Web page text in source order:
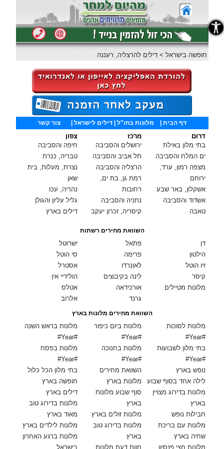
חופשה בישראל > דילים להרצליה, רעננה
דף הבית מלונות בחו"ל | דילים לישראל | צור קשר
צפון
חיפה והסביבה
טבריה, כנרת
נצרת, מעלות, בית
שאן
נהריה, עכו
גליל עליון והגולן
דילים בארץ
מרכז
ירושלים והסביבה
תל אביב והסביבה
הרצליה והסביבה
רמת גן, בת ים,
רחובות
נתניה והסביבה
קיסריה, זכרון יעקב
דרום
בתי מלון באילת
ים המלח והסביבה
מצפה רמון, ערד,
ירוחם
אשקלון, באר שבע
אשדוד והסביבה
טאבה
השוואת מחירים רשתות
ישרוטל
סי הוטל
אסטרל
הולידיי אין
אטלס
אלרוב
פתאל
פרימה
לאונרדו
לינה בקיבוצים
אורכידאה
גרנד
דן
הילטון
זיו הוטל
קיסר
מלונות מטיילים
השוואת מחירים מלונות בארץ
מלונות בראש השנה
#Year#
מלונות בפסח
#Year#
בתי מלון הכל כלול
חופשה בארץ
דילים בארץ
מלונות בדירוג טוב
מאוד בארץ
מלונות לילדים בארץ
מלונות ברגע האחרון
בישראל
מלונות ביום כיפור
#Year#
מלונות בחנוכה
#Year#
השוואת מחירים
מלונות בארץ
סוף שבוע מלונות
בארץ
מלונות זולים בארץ
מלונות בדירוג טוב
בארץ
חוות דעת מלונות
מלונות לסוכות
#Year#
בתי מלון לשבועות
#Year#
נופש בארץ
לילה אחד בסוף שבוע
מלונות בדירוג מצויין
בארץ
חבילות נופש
מלונות עם בריכת
שחיה בארץ
מלונות חצי פנסיון
נגישות